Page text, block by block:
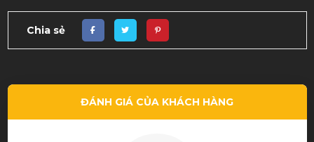
Chia sẻ
ĐÁNH GIÁ CỦA KHÁCH HÀNG